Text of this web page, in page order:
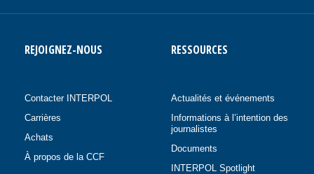
REJOIGNEZ-NOUS
Contacter INTERPOL
Carrières
Achats
À propos de la CCF
RESSOURCES
Actualités et événements
Informations à l’intention des
journalistes
Documents
INTERPOL Spotlight